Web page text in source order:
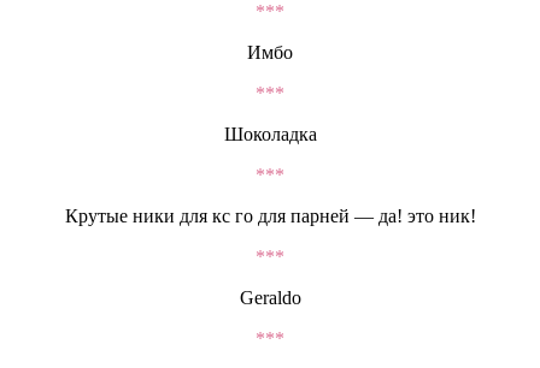
***
Имбо
***
Шоколадка
***
Крутые ники для кс го для парней — да! это ник!
***
Geraldo
***